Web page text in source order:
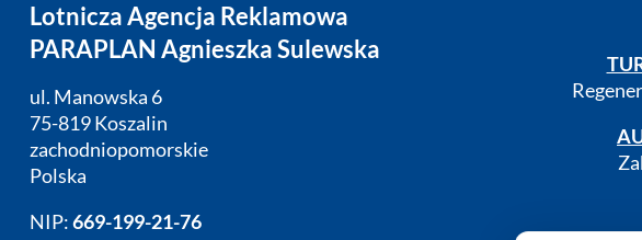
Lotnicza Agencja Reklamowa
PARAPLAN Agnieszka Sulewska
ul. Manowska 6
75-819 Koszalin
zachodniopomorskie
Polska
NIP:669-199-21-76